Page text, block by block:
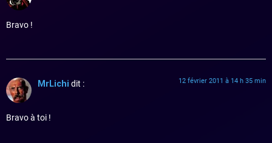
Bravo !
MrLichi dit : 12 février 2011 à 14 h 35 min
Bravo à toi !